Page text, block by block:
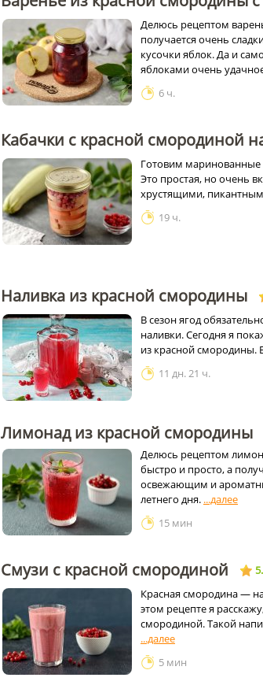
Делюсь рецептом
получается очень
кусочки яблок. Да и
яблоками очень
6 ч.
Кабачки с красной смородиной
Готовим маринованные
Это простая, но очень
хрустящими,
19 ч.
Наливка из красной смородины
В сезон ягод
наливки. Сегодня я
из красной смородины.
11 дн. 21 ч.
Лимонад из красной смородины
Делюсь рецептом
быстро и просто, а
освежающим и
летнего дня.
15 мин
Смузи с красной смородиной
Красная смородина —
этом рецепте я
смородиной. Такой
5 мин